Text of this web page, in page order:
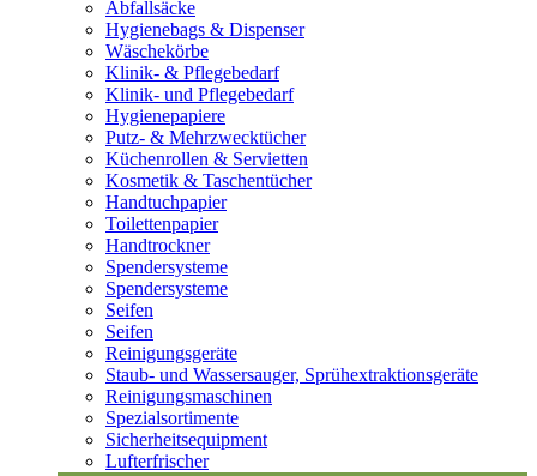
Abfallsäcke
Hygienebags & Dispenser
Wäschekörbe
Klinik- & Pflegebedarf
Klinik- und Pflegebedarf
Hygienepapiere
Putz- & Mehrzwecktücher
Küchenrollen & Servietten
Kosmetik & Taschentücher
Handtuchpapier
Toilettenpapier
Handtrockner
Spendersysteme
Spendersysteme
Seifen
Seifen
Reinigungsgeräte
Staub- und Wassersauger, Sprühextraktionsgeräte
Reinigungsmaschinen
Spezialsortimente
Sicherheitsequipment
Lufterfrischer